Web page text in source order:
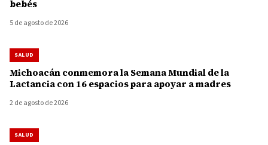
bebés
5 de agosto de 2026
SALUD
Michoacán conmemora la Semana Mundial de la
Lactancia con 16 espacios para apoyar a madres
2 de agosto de 2026
SALUD